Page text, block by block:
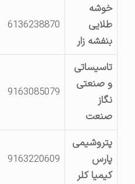
خوشه
طلایی
بنفشه زار
6136238870
تاسیساتی
و صنعتی
صنعت
9163085079
پتروشیمی
پارس
کیمیا کلر
9163220609